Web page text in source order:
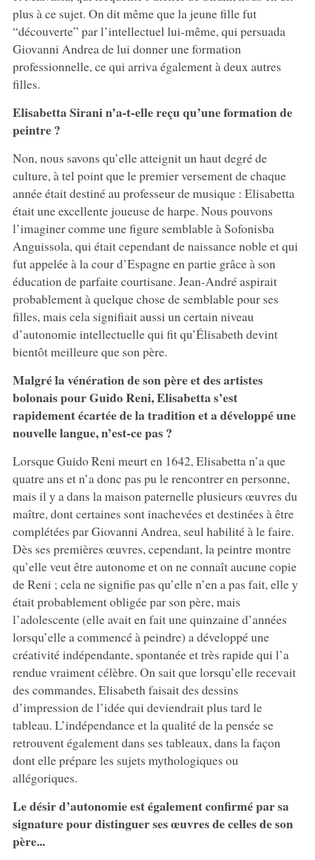
plus à ce sujet. On dit même que la jeune fille fut
“découverte” par l’intellectuel lui-même, qui persuada
Giovanni Andrea de lui donner une formation
professionnelle, ce qui arriva également à deux autres
filles.
Elisabetta Sirani n’a-t-elle reçu qu’une formation de
peintre ?
Non, nous savons qu’elle atteignit un haut degré de
culture, à tel point que le premier versement de chaque
année était destiné au professeur de musique : Elisabetta
était une excellente joueuse de harpe. Nous pouvons
l’imaginer comme une figure semblable à Sofonisba
Anguissola, qui était cependant de naissance noble et qui
fut appelée à la cour d’Espagne en partie grâce à son
éducation de parfaite courtisane. Jean-André aspirait
probablement à quelque chose de semblable pour ses
filles, mais cela signifiait aussi un certain niveau
d’autonomie intellectuelle qui fit qu’Élisabeth devint
bientôt meilleure que son père.
Malgré la vénération de son père et des artistes
bolonais pour Guido Reni, Elisabetta s’est
rapidement écartée de la tradition et a développé une
nouvelle langue, n’est-ce pas ?
Lorsque Guido Reni meurt en 1642, Elisabetta n’a que
quatre ans et n’a donc pas pu le rencontrer en personne,
mais il y a dans la maison paternelle plusieurs œuvres du
maître, dont certaines sont inachevées et destinées à être
complétées par Giovanni Andrea, seul habilité à le faire.
Dès ses premières œuvres, cependant, la peintre montre
qu’elle veut être autonome et on ne connaît aucune copie
de Reni ; cela ne signifie pas qu’elle n’en a pas fait, elle y
était probablement obligée par son père, mais
l’adolescente (elle avait en fait une quinzaine d’années
lorsqu’elle a commencé à peindre) a développé une
créativité indépendante, spontanée et très rapide qui l’a
rendue vraiment célèbre. On sait que lorsqu’elle recevait
des commandes, Elisabeth faisait des dessins
d’impression de l’idée qui deviendrait plus tard le
tableau. L’indépendance et la qualité de la pensée se
retrouvent également dans ses tableaux, dans la façon
dont elle prépare les sujets mythologiques ou
allégoriques.
Le désir d’autonomie est également confirmé par sa
signature pour distinguer ses œuvres de celles de son
père...